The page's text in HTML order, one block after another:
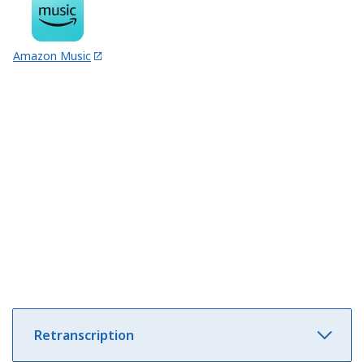
Amazon Music
Retranscription